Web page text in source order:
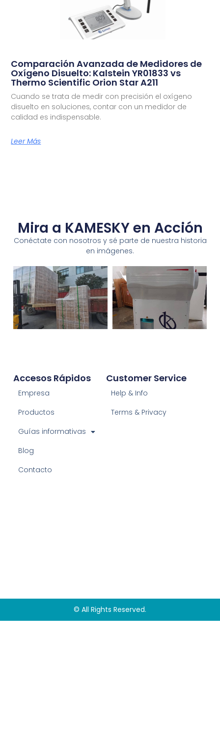
Comparación Avanzada de Medidores de
Oxígeno Disuelto: Kalstein YR01833 vs
Thermo Scientific Orion Star A211
Cuando se trata de medir con precisión el oxígeno
disuelto en soluciones, contar con un medidor de
calidad es indispensable.
Leer Más
Mira a KAMESKY en Acción
Conéctate con nosotros y sé parte de nuestra historia
en imágenes.
Customer Service
Help & Info
Terms & Privacy
Accesos Rápidos
Empresa
Productos
Guías informativas
Blog
Contacto
© All Rights Reserved.